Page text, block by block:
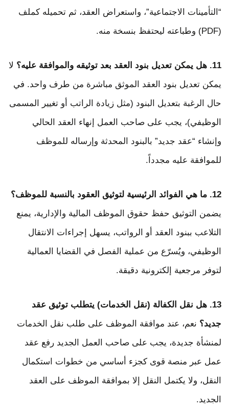
“التأمينات الاجتماعية”، واستعراض العقد، ثم تحميله كملف
(PDF) وطباعته ليحتفظ بنسخة منه.
11. هل يمكن تعديل بنود العقد بعد توثيقه والموافقة عليه؟
لا
يمكن تعديل بنود العقد الموثق مباشرة من طرف واحد. في
حال الرغبة بتعديل البنود (مثل زيادة الراتب أو تغيير المسمى
الوظيفي)، يجب على صاحب العمل إنهاء العقد الحالي
وإنشاء “عقد جديد” بالبنود المحدثة وإرساله للموظف
للموافقة عليه مجدداً.
12. ما هي الفوائد الرئيسية لتوثيق العقود بالنسبة للموظف؟
يضمن التوثيق حفظ حقوق الموظف المالية والإدارية، يمنع
التلاعب ببنود العقد أو الرواتب، يسهل إجراءات الانتقال
الوظيفي، ويُسرّع من عملية الفصل في القضايا العمالية
لتوفر مرجعية إلكترونية دقيقة.
13. هل نقل الكفالة (نقل الخدمات) يتطلب توثيق عقد
جديد؟ نعم، عند موافقة الموظف على طلب نقل الخدمات
لمنشأة جديدة، يجب على صاحب العمل الجديد رفع عقد
عمل عبر منصة قوى كجزء أساسي من خطوات استكمال
النقل، ولا يكتمل النقل إلا بموافقة الموظف على العقد
الجديد.